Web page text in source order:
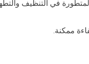
في التنظيف
ممكنة.